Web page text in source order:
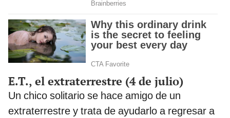
E.T., el extraterrestre (4 de julio)
Un chico solitario se hace amigo de un
extraterrestre y trata de ayudarlo a regresar a